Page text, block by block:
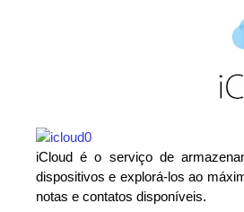
iCloud é o serviço de
dispositivos e explorá-los ao
notas e contatos disponíveis.